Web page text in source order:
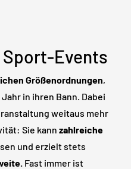
Events
Größenordnungen,
in ihren Bann. Dabei
weitaus mehr
Sie kann zahlreiche
und erzielt stets
Fast immer ist